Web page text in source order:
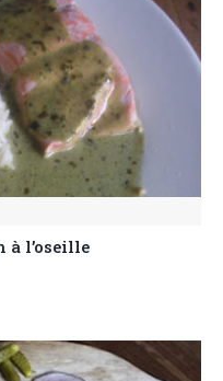
à l’oseille